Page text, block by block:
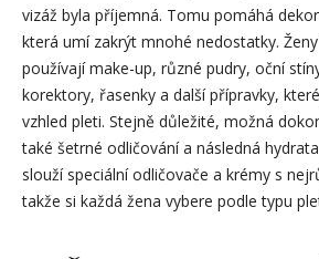
vizáž byla příjemná. Tomu pomáhá
která umí zakrýt mnohé nedostatky.
používají make-up, různé pudry, oční
korektory, řasenky a další přípravky,
vzhled pleti. Stejně důležité, možná
také šetrné odličování a následná
slouží speciální odličovače a krémy s
takže si každá žena vybere podle typu